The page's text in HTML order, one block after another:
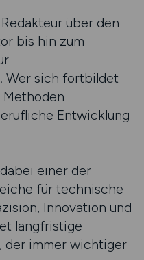
über den
bis hin zum
Wer sich fortbildet
Methoden
Entwicklung
einer der
für technische
Innovation und
langfristige
der immer wichtiger